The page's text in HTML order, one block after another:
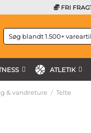
FRI
Søg
efter:
ATLETIK
& vandreture / Telte